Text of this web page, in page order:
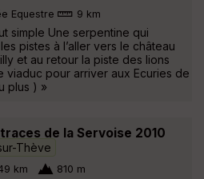
Equestre 9 km
simple Une serpentine qui
pistes à l’aller vers le château
et au retour la piste des lions
viaduc pour arriver aux Ecuries de
plus ) »
de la Servoise 2010
Thève
km 810 m